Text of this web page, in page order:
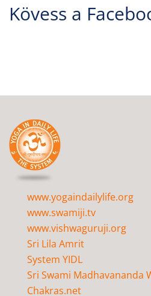
Kövess a
www.yogaindailylife.org
www.swamiji.tv
www.vishwaguruji.org
Sri Lila Amrit
System YIDL
Sri Swami Madhavananda
Chakras.net